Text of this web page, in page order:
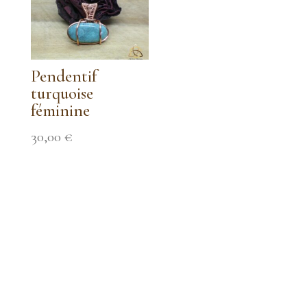
Pendentif
turquoise
féminine
30,00 €